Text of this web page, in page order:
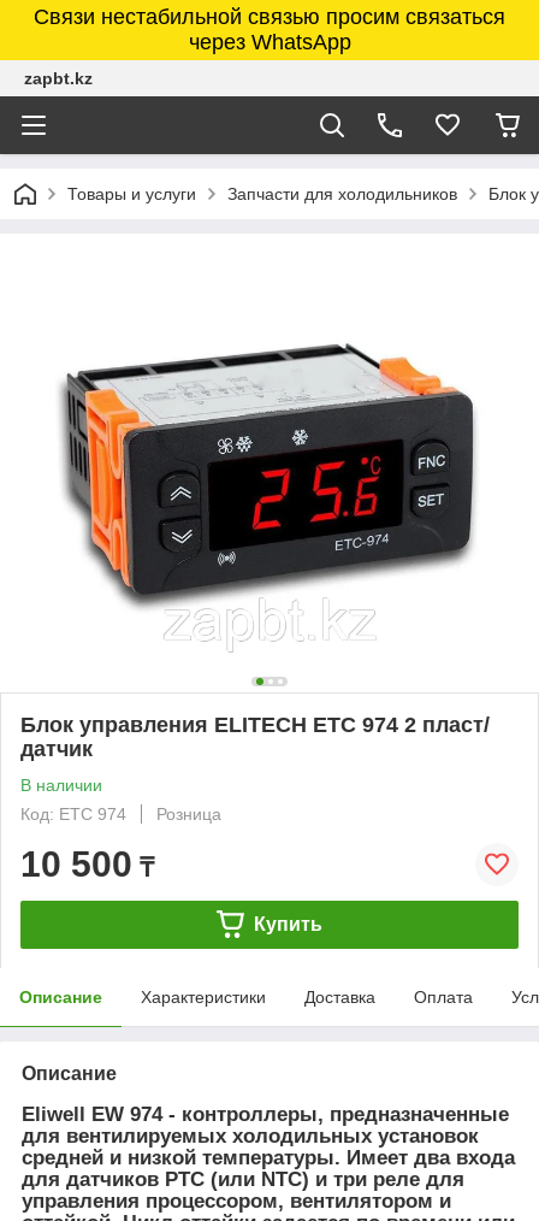
Связи нестабильной связью просим связаться
через WhatsApp
zapbt.kz
Товары и услуги Запчасти для холодильников Блок
Блок управления ELITECH ЕТС 974 2 пласт/
датчик
В наличии
Код: ETC 974
Розница
10 500 ₸
Купить
Описание Характеристики Доставка Оплата
Описание
Eliwell EW 974 - контроллеры, предназначенные
для вентилируемых холодильных установок
средней и низкой температуры. Имеет два входа
для датчиков PTC (или NTC) и три реле для
управления процессором, вентилятором и